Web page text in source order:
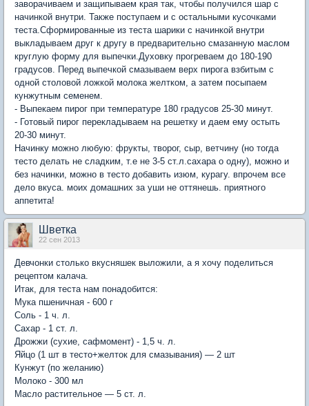
заворачиваем и защипываем края так, чтобы получился шар с
начинкой внутри. Также поступаем и с остальными кусочками
теста.Сформированные из теста шарики с начинкой внутри
выкладываем друг к другу в предварительно смазанную маслом
круглую форму для выпечки.Духовку прогреваем до 180-190
градусов. Перед выпечкой смазываем верх пирога взбитым с
одной столовой ложкой молока желтком, а затем посыпаем
кунжутным семенем.
- Выпекаем пирог при температуре 180 градусов 25-30 минут.
- Готовый пирог перекладываем на решетку и даем ему остыть
20-30 минут.
Начинку можно любую: фрукты, творог, сыр, ветчину (но тогда
тесто делать не сладким, т.е не 3-5 ст.л.сахара о одну), можно и
без начинки, можно в тесто добавить изюм, курагу. впрочем все
дело вкуса. моих домашних за уши не оттянешь. приятного
аппетита!
Шветка
22 сен 2013
Девчонки столько вкусняшек выложили, а я хочу поделиться
рецептом калача.
Итак, для теста нам понадобится:
Мука пшеничная - 600 г
Соль - 1 ч. л.
Сахар - 1 ст. л.
Дрожжи (сухие, сафмомент) - 1,5 ч. л.
Яйцо (1 шт в тесто+желток для смазывания) — 2 шт
Кунжут (по желанию)
Молоко - 300 мл
Масло растительное — 5 ст. л.